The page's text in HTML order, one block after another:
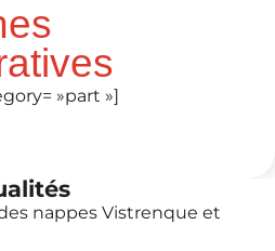
»part »]
nappes Vistrenque et